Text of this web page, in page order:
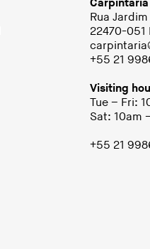
Carpintaria
Rua
22470-051
+55 21
Visiting
Tue – Fri:
Sat: 10am
+55 21